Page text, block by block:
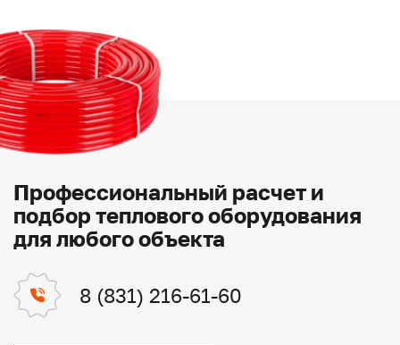
Профессиональный расчет и
подбор теплового оборудования
для любого объекта
8 (831) 216-61-60